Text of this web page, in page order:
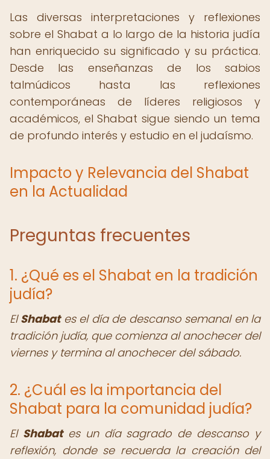
Las diversas interpretaciones y reflexiones
sobre el Shabat a lo largo de la historia judía
han enriquecido su significado y su práctica.
Desde las enseñanzas de los sabios
talmúdicos hasta las reflexiones
contemporáneas de líderes religiosos y
académicos, el Shabat sigue siendo un tema
de profundo interés y estudio en el judaísmo.
Impacto y Relevancia del Shabat
en la Actualidad
Preguntas frecuentes
1. ¿Qué es el Shabat en la tradición
judía?
ElShabates el día de descanso semanal en la
tradición judía, que comienza al anochecer del
viernes y termina al anochecer del sábado.
2. ¿Cuál es la importancia del
Shabat para la comunidad judía?
El Shabates un día sagrado de descanso y
reflexión, donde se recuerda la creación del